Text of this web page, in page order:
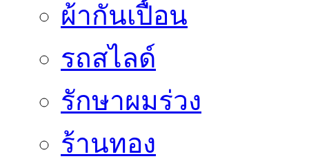
ผ้ากันเปื้อน
รถสไลด์
รักษาผมร่วง
ร้านทอง